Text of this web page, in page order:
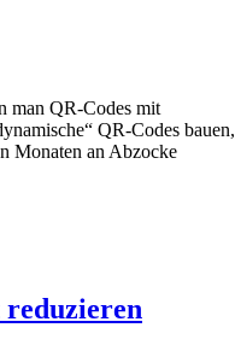
man QR-Codes mit
QR-Codes bauen,
Monaten an Abzocke
reduzieren